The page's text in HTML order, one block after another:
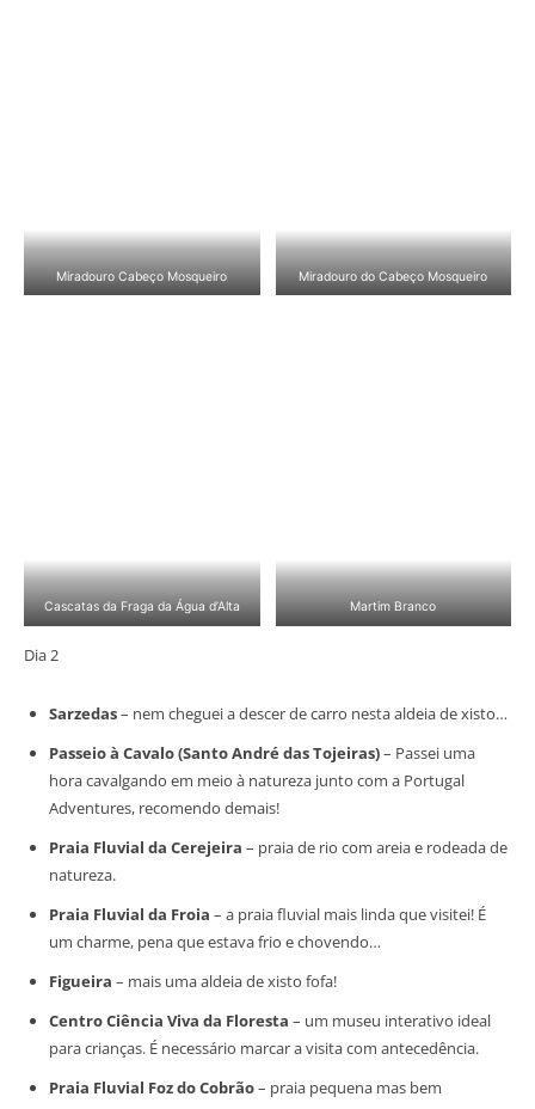
Miradouro Cabeço Mosqueiro Miradouro do Cabeço Mosqueiro
Cascatas da Fraga da Água d’Alta Martim Branco
Dia 2
Sarzedas– nem cheguei a descer de carro nesta aldeia de xisto…
Passeio à Cavalo (Santo André das Tojeiras)– Passei uma
hora cavalgando em meio à natureza junto com a Portugal
Adventures, recomendo demais!
Praia Fluvial da Cerejeira – praia de rio com areia e rodeada de
natureza.
Praia Fluvial da Froia – a praia fluvial mais linda que visitei! É
um charme, pena que estava frio e chovendo…
Figueira – mais uma aldeia de xisto fofa!
Centro Ciência Viva da Floresta – um museu interativo ideal
para crianças. É necessário marcar a visita com antecedência.
Praia Fluvial Foz do Cobrão– praia pequena mas bem